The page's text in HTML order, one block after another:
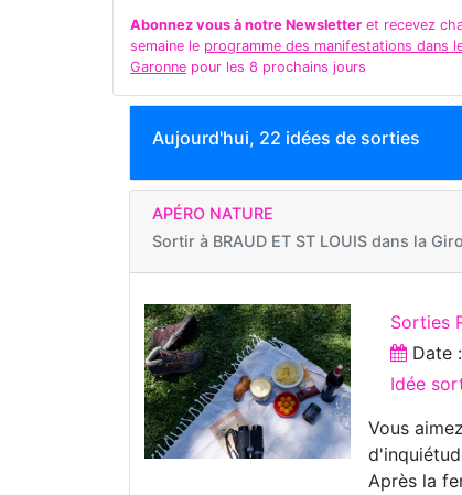
Abonnez vous à notre Newsletter et recevez
semaine le programme des manifestations dans
Garonne pour les 8 prochains jours
Aujourd'hui, 22 idées de sorties
APÉRO NATURE
Sortir à BRAUD ET ST LOUIS dans la
Sorties
Date
Idée
Vous
Après la